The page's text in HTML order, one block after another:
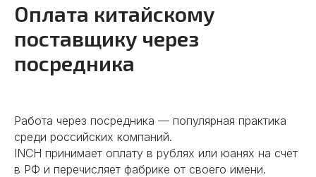
Оплата китайскому
поставщику через
посредника
Работа через посредника — популярная практика
среди российских компаний.
INCH принимает оплату в рублях или юанях на счёт
в РФ и перечисляет фабрике от своего имени.